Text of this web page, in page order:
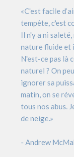
«C'est facile
tempête, c'est
Il n'y a ni
nature fluide et
N'est-ce pas là
naturel ? On
ignorer sa
matin, on se
tous nos abus.
de neige.»
- Andrew